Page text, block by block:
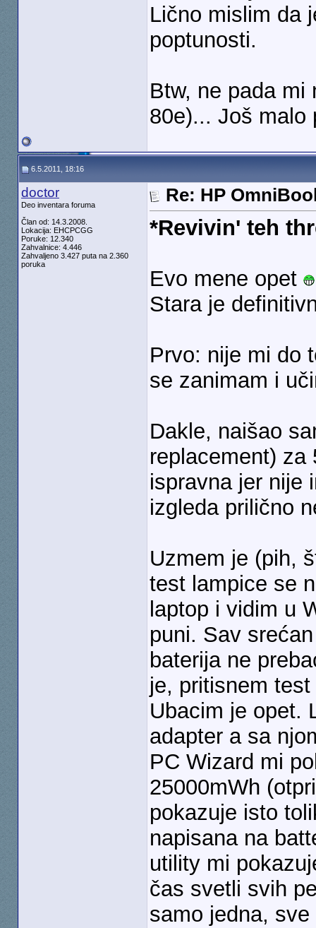
Lično mislim da
poptunosti.
Btw, ne pada mi
80e)... Još
6.5.2011, 18:16
doctor
Deo inventara foruma
Član od: 14.3.2008.
Lokacija: EHCPCGG
Poruke: 12.340
Zahvalnice: 4.446
Zahvaljeno 3.427 puta na 2.360
poruka
Re: HP
*Revivin' teh
Evo mene opet
Stara je
Prvo: nije mi do
se zanimam i
Dakle, naišao
replacement) za
ispravna jer nije
izgleda prilično
Uzmem je (pih,
test lampice se
laptop i vidim u
puni. Sav
baterija ne
je, pritisnem
Ubacim je opet.
adapter a sa
PC Wizard mi
25000mWh
pokazuje isto
napisana na
utility mi
čas svetli svih
samo jedna,